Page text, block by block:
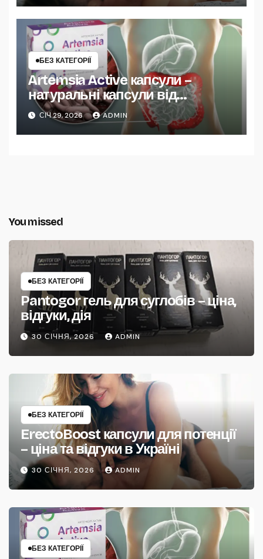
БЕЗ КАТЕГОРІЇ
Artemsia Active капсули –
натуральні капсули від
паразитів
СІЧ 29, 2026 ADMIN
You missed
БЕЗ КАТЕГОРІЇ
Pantogor гель для суглобів – ціна,
відгуки, дія
30 СІЧНЯ, 2026 ADMIN
БЕЗ КАТЕГОРІЇ
ErectoBoost капсули для потенції
– ціна та відгуки в Україні
30 СІЧНЯ, 2026 ADMIN
БЕЗ КАТЕГОРІЇ